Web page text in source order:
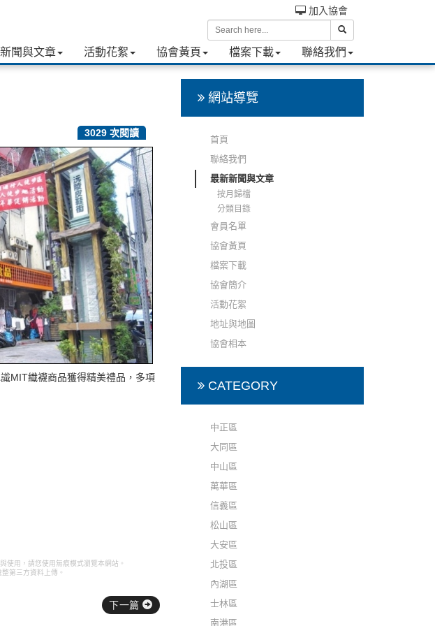
新聞與文章 活動花絮 協會黃頁 檔案下載 聯絡我們
加入協會
3029 次閱讀
MIT織襪商品獲得精美禮品，多項
使用，請您使用無痕模式瀏覽本網站。
第三方資料上傳。
下一篇
網站導覽
首頁
聯絡我們
最新新聞與文章
按月歸檔
分類目錄
會員名單
協會黃頁
檔案下載
協會簡介
活動花絮
地址與地圖
協會相本
CATEGORY
中正區
大同區
中山區
萬華區
信義區
松山區
大安區
北投區
內湖區
士林區
南港區